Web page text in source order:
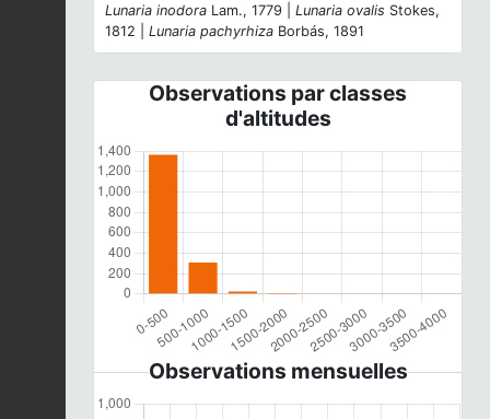
Lunaria inodora Lam., 1779 | Lunaria ovalis Stokes,
1812 | Lunaria pachyrhiza Borbás, 1891
Observations par classes
d'altitudes
Observations mensuelles